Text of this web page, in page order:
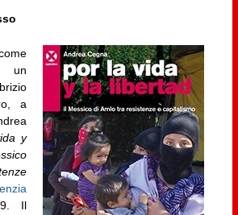
un
a
y
Il